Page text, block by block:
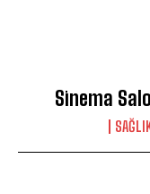
Sinema